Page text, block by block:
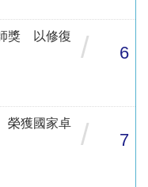
獎 以修復
/ 6
榮獲國家卓
/ 7